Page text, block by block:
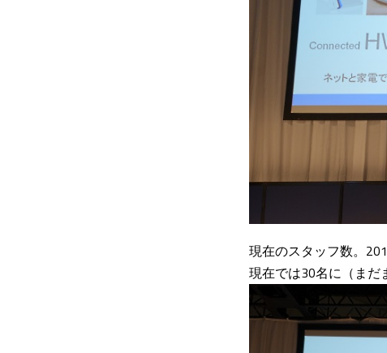
現在のスタッフ数。
現在では30名に（まだ